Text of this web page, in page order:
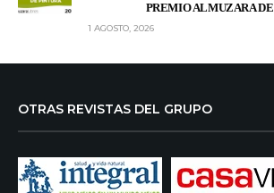
PREMIO ALMUZARA
1 AGOSTO, 2026
OTRAS REVISTAS DEL GRUPO